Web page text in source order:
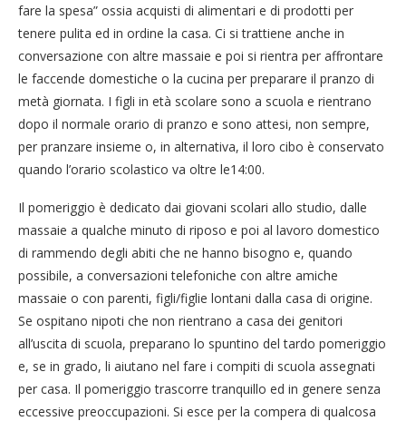
fare la spesa” ossia acquisti di alimentari e di prodotti per
tenere pulita ed in ordine la casa. Ci si trattiene anche in
conversazione con altre massaie e poi si rientra per affrontare
le faccende domestiche o la cucina per preparare il pranzo di
metà giornata. I figli in età scolare sono a scuola e rientrano
dopo il normale orario di pranzo e sono attesi, non sempre,
per pranzare insieme o, in alternativa, il loro cibo è conservato
quando l’orario scolastico va oltre le14:00.
Il pomeriggio è dedicato dai giovani scolari allo studio, dalle
massaie a qualche minuto di riposo e poi al lavoro domestico
di rammendo degli abiti che ne hanno bisogno e, quando
possibile, a conversazioni telefoniche con altre amiche
massaie o con parenti, figli/figlie lontani dalla casa di origine.
Se ospitano nipoti che non rientrano a casa dei genitori
all’uscita di scuola, preparano lo spuntino del tardo pomeriggio
e, se in grado, li aiutano nel fare i compiti di scuola assegnati
per casa. Il pomeriggio trascorre tranquillo ed in genere senza
eccessive preoccupazioni. Si esce per la compera di qualcosa